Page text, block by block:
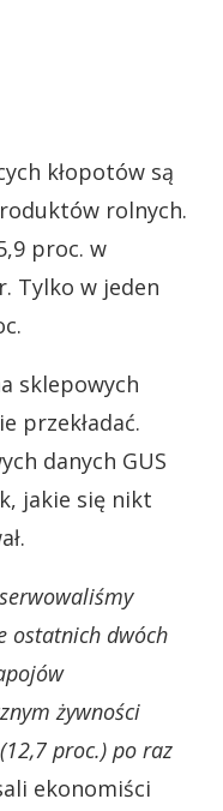
kłopotów są
rolnych.
proc. w
Tylko w jeden
sklepowych
przekładać.
danych GUS
jakie się nikt
ostatnich dwóch
żywności
proc.) po raz
ekonomiści